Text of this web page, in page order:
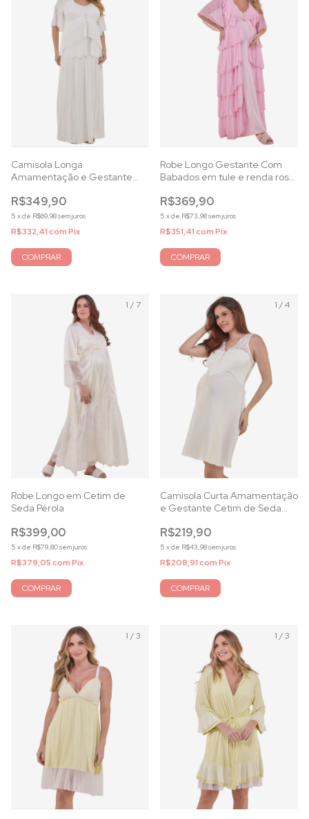
Camisola Longa
Amamentação e Gestante
Renda Off white
R$349,90
5 xde R$69,98sem juros
R$332,41comPix
COMPRAR
Robe Longo Gestante Com
Babados em tule e renda rosa
R$369,90
5 xde R$73,98sem juros
R$351,41comPix
COMPRAR
1 / 7
Robe Longo em Cetim de
Seda Pérola
R$399,00
5 xde R$79,80sem juros
R$379,05comPix
COMPRAR
1 /4
Camisola Curta Amamentação
e Gestante Cetim de Seda
R$219,90
5 xde R$43,98sem juros
R$208,91comPix
COMPRAR
1 /3 1 /3